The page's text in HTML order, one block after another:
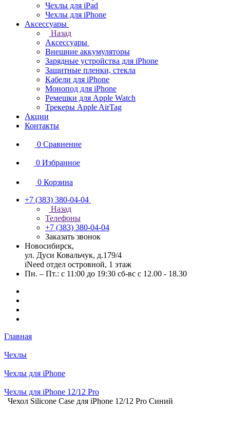
Чехлы для iPad
Чехлы для iPhone
Аксессуары
Назад
Аксессуары
Внешние аккумуляторы
Зарядные устройства для iPhone
Защитные пленки, стекла
Кабели для iPhone
Монопод для iPhone
Ремешки для Apple Watch
Трекеры Apple AirTag
Акции
Контакты
0 Сравнение
0 Избранное
0 Корзина
+7 (383) 380-04-04
Назад
Телефоны
+7 (383) 380-04-04
Заказать звонок
Новосибирск,
ул. Дуси Ковальчук, д.179/4
iNeed отдел островной, 1 этаж
Пн. – Пт.: с 11:00 до 19:30 сб-вс с 12.00 - 18.30
Главная
Чехлы
Чехлы для iPhone
Чехлы для iPhone 12/12 Pro
Чехол Silicone Case для iPhone 12/12 Pro Синий